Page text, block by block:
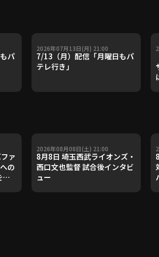
パ
2026年07月13日(月) 21:00
7/13（月）配信「月曜日もパ
テレ行き」
ァ
の
返
2026年08月08日(土) 21:00
8月8日 埼玉西武ライオンズ・
西口文也監督 試合後インタビ
ュー